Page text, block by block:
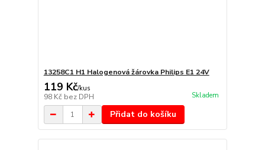
13258C1 H1 Halogenová žárovka Philips E1 24V
119 Kč/kus
98 Kč bez DPH Skladem
Přidat do košíku